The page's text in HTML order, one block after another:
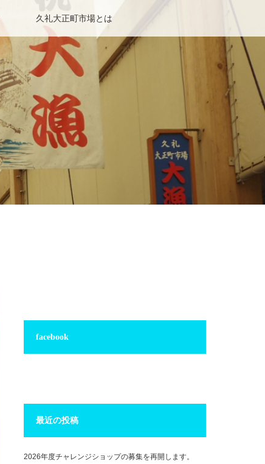
久礼大正町市場とは
facebook
最近の投稿
2026年度チャレンジショップの募集を再開します。